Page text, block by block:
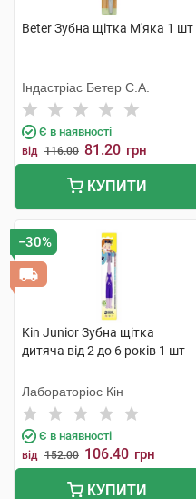
Beter Зубна щітка М'яка 1 шт
Індастріас Бетер С.А.
Є в наявності
від 116.00 81.20 грн
КУПИТИ
−30%
Kin Junior Зубна щітка
дитяча від 2 до 6 років 1 шт
Лабораторіос Кін
Є в наявності
від 152.00 106.40 грн
КУПИТИ